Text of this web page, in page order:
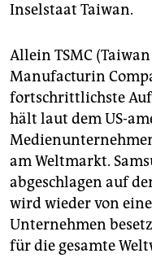
Inselstaat Taiwan.
Allein TSMC
Manufacturin
fortschrittlichste
hält laut dem US-
am Weltmarkt.
abgeschlagen auf
wird wieder von
Unternehmen
für die gesamte